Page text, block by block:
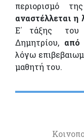
περιορισμό
αναστέλλεται η
Ε΄ τάξης του
Δημητρίου, από
λόγω
μαθητή του.